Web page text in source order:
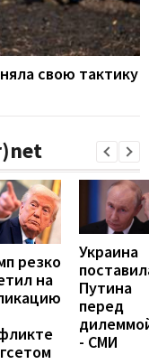
свою тактику
резко
на
Украина
Путина
перед
- СМИ